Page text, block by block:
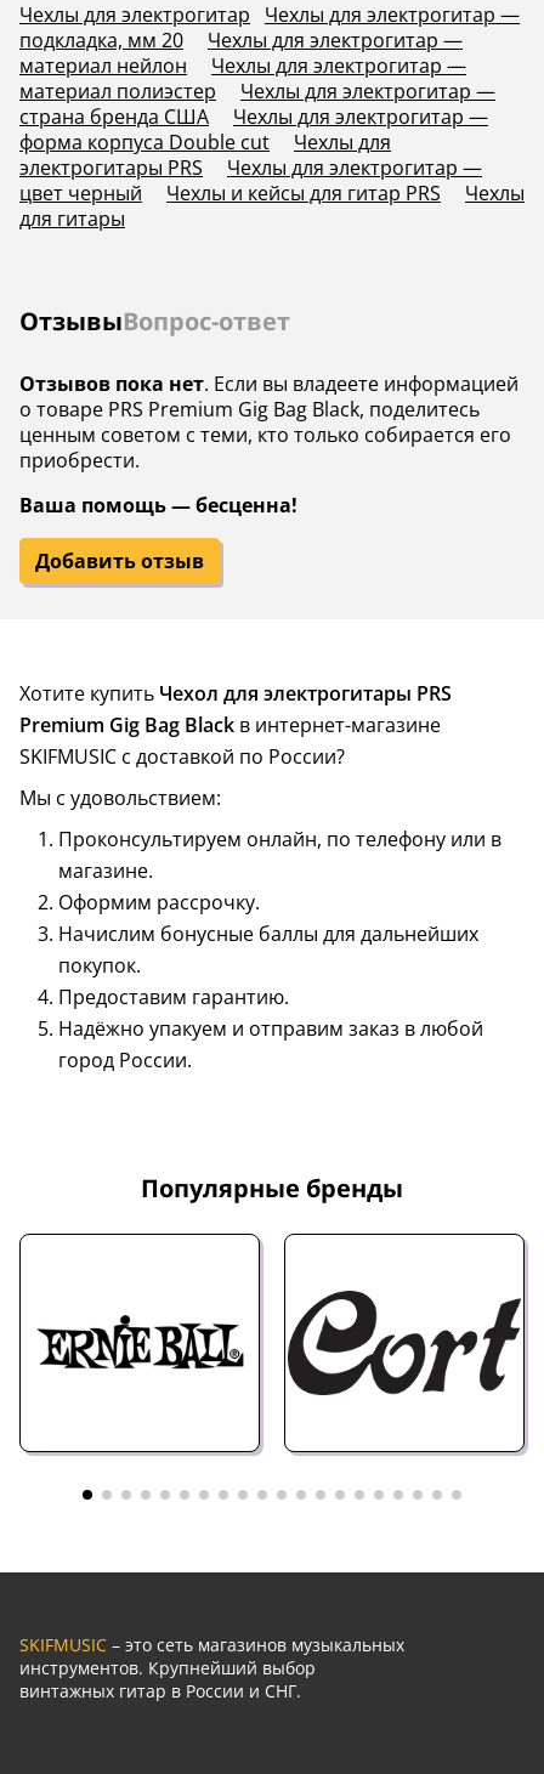
Чехлы для электрогитар
Чехлы для электрогитар —
подкладка, мм 20
Чехлы для электрогитар —
материал нейлон
Чехлы для электрогитар —
материал полиэстер
Чехлы для электрогитар —
страна бренда США
Чехлы для электрогитар —
форма корпуса Double cut
Чехлы для
электрогитары PRS
Чехлы для электрогитар —
цвет черный
Чехлы и кейсы для гитар PRS
Чехлы
для гитары
ОтзывыВопрос-ответ
Отзывов пока нет. Если вы владеете информацией
о товаре PRS Premium Gig Bag Black, поделитесь
ценным советом с теми, кто только собирается его
приобрести.
Ваша помощь — бесценна!
Добавить отзыв
Хотите купить Чехол для электрогитары PRS
Premium Gig Bag Black в интернет-магазине
SKIFMUSIC с доставкой по России?
Мы с удовольствием:
Проконсультируем онлайн, по телефону или в
магазине.
Оформим рассрочку.
Начислим бонусные баллы для дальнейших
покупок.
Предоставим гарантию.
Надёжно упакуем и отправим заказ в любой
город России.
Популярные бренды
SKIFMUSIC – это сеть магазинов музыкальных
инструментов. Крупнейший выбор
винтажных гитар в России и СНГ.